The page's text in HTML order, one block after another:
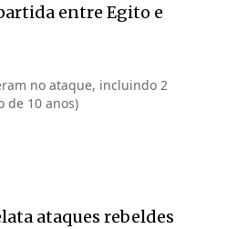
entre Egito e
no ataque, incluindo 2
de 10 anos)
ataques rebeldes